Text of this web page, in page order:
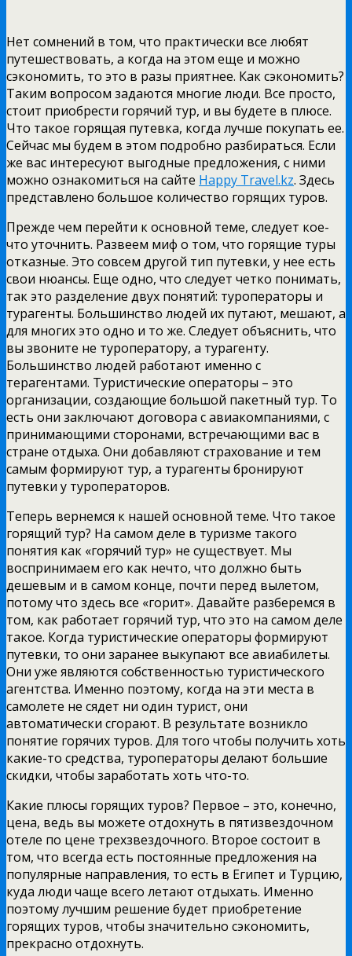
Нет сомнений в том, что практически все любят
путешествовать, а когда на этом еще и можно
сэкономить, то это в разы приятнее. Как сэкономить?
Таким вопросом задаются многие люди. Все просто,
стоит приобрести горячий тур, и вы будете в плюсе.
Что такое горящая путевка, когда лучше покупать ее.
Сейчас мы будем в этом подробно разбираться. Если
же вас интересуют выгодные предложения, с ними
можно ознакомиться на сайте Happy Travel.kz. Здесь
представлено большое количество горящих туров.
Прежде чем перейти к основной теме, следует кое-
что уточнить. Развеем миф о том, что горящие туры
отказные. Это совсем другой тип путевки, у нее есть
свои нюансы. Еще одно, что следует четко понимать,
так это разделение двух понятий: туроператоры и
турагенты. Большинство людей их путают, мешают, а
для многих это одно и то же. Следует объяснить, что
вы звоните не туроператору, а турагенту.
Большинство людей работают именно с
терагентами. Туристические операторы – это
организации, создающие большой пакетный тур. То
есть они заключают договора с авиакомпаниями, с
принимающими сторонами, встречающими вас в
стране отдыха. Они добавляют страхование и тем
самым формируют тур, а турагенты бронируют
путевки у туроператоров.
Теперь вернемся к нашей основной теме. Что такое
горящий тур? На самом деле в туризме такого
понятия как «горячий тур» не существует. Мы
воспринимаем его как нечто, что должно быть
дешевым и в самом конце, почти перед вылетом,
потому что здесь все «горит». Давайте разберемся в
том, как работает горячий тур, что это на самом деле
такое. Когда туристические операторы формируют
путевки, то они заранее выкупают все авиабилеты.
Они уже являются собственностью туристического
агентства. Именно поэтому, когда на эти места в
самолете не сядет ни один турист, они
автоматически сгорают. В результате возникло
понятие горячих туров. Для того чтобы получить хоть
какие-то средства, туроператоры делают большие
скидки, чтобы заработать хоть что-то.
Какие плюсы горящих туров? Первое – это, конечно,
цена, ведь вы можете отдохнуть в пятизвездочном
отеле по цене трехзвездочного. Второе состоит в
том, что всегда есть постоянные предложения на
популярные направления, то есть в Египет и Турцию,
куда люди чаще всего летают отдыхать. Именно
поэтому лучшим решение будет приобретение
горящих туров, чтобы значительно сэкономить,
прекрасно отдохнуть.